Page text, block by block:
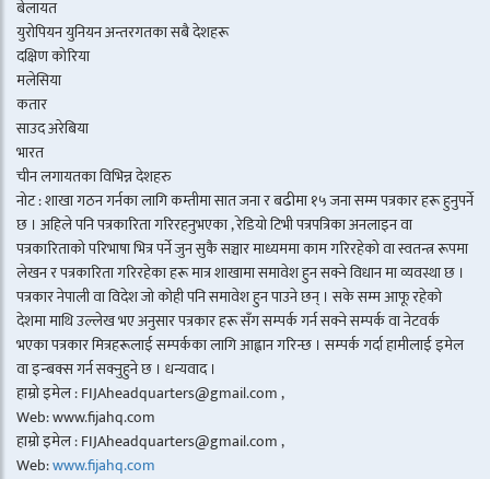
बेलायत
युरोपियन युनियन अन्तरगतका सबै देशहरू
दक्षिण कोरिया
मलेसिया
कतार
साउद अरेबिया
भारत
चीन लगायतका विभिन्न देशहरु
नोट : शाखा गठन गर्नका लागि कम्तीमा सात जना र बढीमा १५ जना सम्म पत्रकार हरू हुनुपर्ने
छ । अहिले पनि पत्रकारिता गरिरहनुभएका , रेडियो टिभी पत्रपत्रिका अनलाइन वा
पत्रकारिताको परिभाषा भित्र पर्ने जुन सुकै सञ्चार माध्यममा काम गरिरहेको वा स्वतन्त्र रूपमा
लेखन र पत्रकारिता गरिरहेका हरू मात्र शाखामा समावेश हुन सक्ने विधान मा व्यवस्था छ ।
पत्रकार नेपाली वा विदेश जो कोही पनि समावेश हुन पाउने छन् । सके सम्म आफू रहेको
देशमा माथि उल्लेख भए अनुसार पत्रकार हरू सँग सम्पर्क गर्न सक्ने सम्पर्क वा नेटवर्क
भएका पत्रकार मित्रहरूलाई सम्पर्कका लागि आह्वान गरिन्छ । सम्पर्क गर्दा हामीलाई इमेल
वा इन्बक्स गर्न सक्नुहुने छ । धन्यवाद ।
हाम्रो इमेल : FIJAheadquarters@gmail.com ,
Web: www.fijahq.com
हाम्रो इमेल : FIJAheadquarters@gmail.com ,
Web:www.fijahq.com